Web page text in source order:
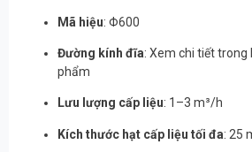
Mã hiệu: Φ600
Đường kính đĩa: Xem chi tiết trong
phẩm
Lưu lượng cấp liệu: 1–3 m³/h
Kích thước hạt cấp liệu tối đa: 25